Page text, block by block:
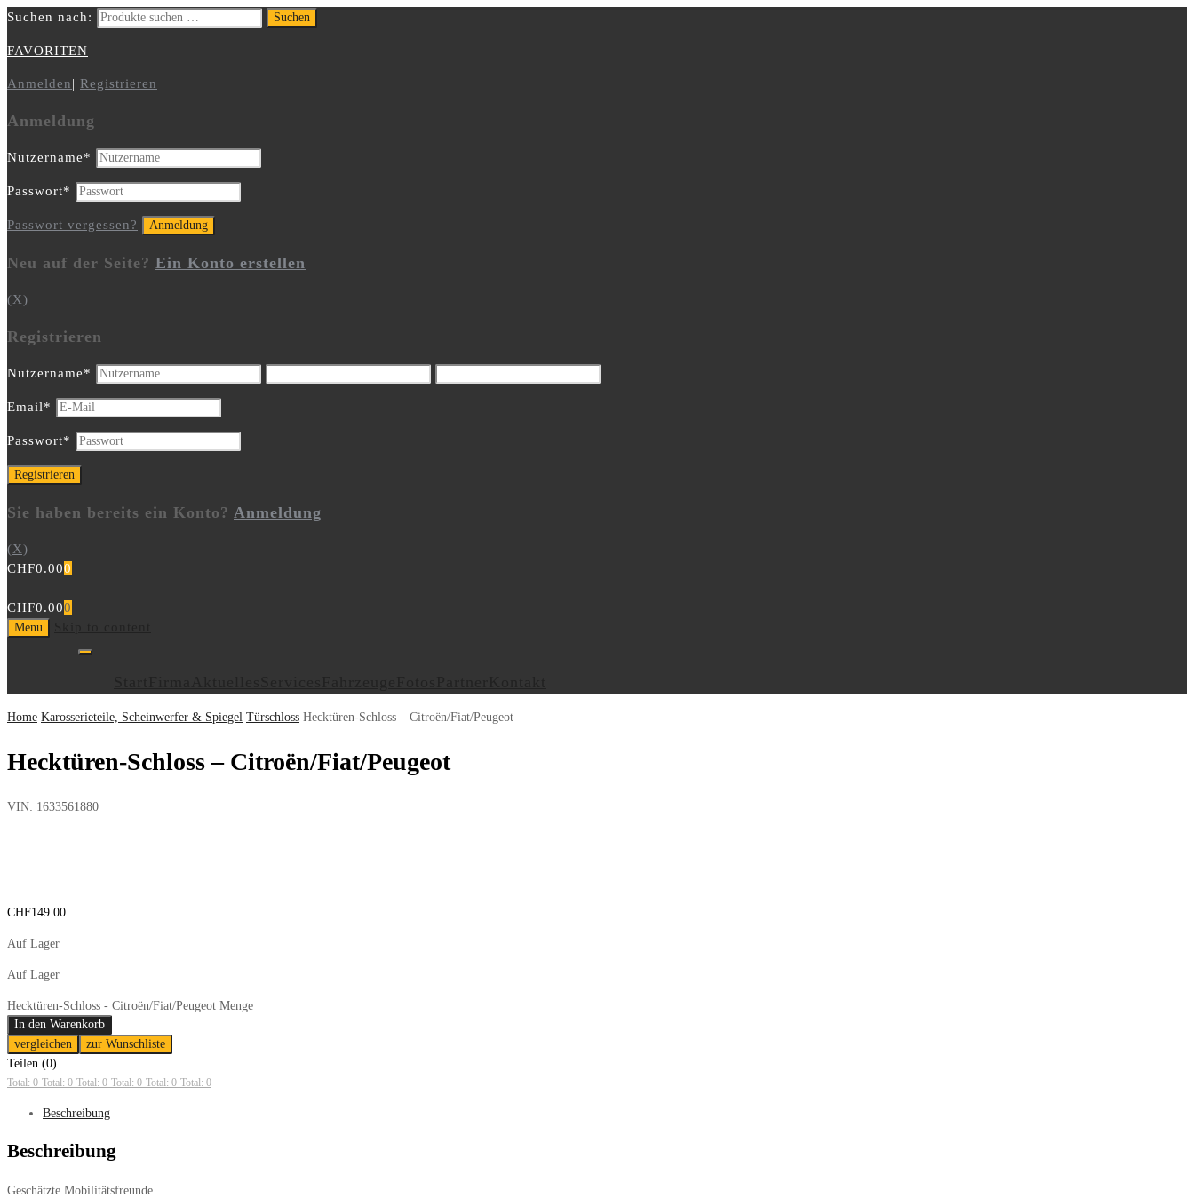
Suchen nach: Suchen
FAVORITEN
Anmelden| Registrieren
Anmeldung
Nutzername*
Passwort*
Passwort vergessen?
Neu auf der Seite? Ein Konto erstellen
(X)
Registrieren
Nutzername*
Email*
Passwort*
Sie haben bereits ein Konto? Anmeldung
(X)
CHF0.000
CHF0.000
Menu
Home Karosserieteile, Scheinwerfer & Spiegel Türschloss Hecktüren-Schloss – Citroën/Fiat/Peugeot
Hecktüren-Schloss – Citroën/Fiat/Peugeot
VIN: 1633561880
CHF149.00
Auf Lager
Auf Lager
Hecktüren-Schloss - Citroën/Fiat/Peugeot Menge
In den Warenkorb
vergleichen
zur Wunschliste
Teilen (0)
Total: 0 Total: 0 Total: 0 Total: 0 Total: 0 Total: 0
Beschreibung
Beschreibung
Geschätzte Mobilitätsfreunde